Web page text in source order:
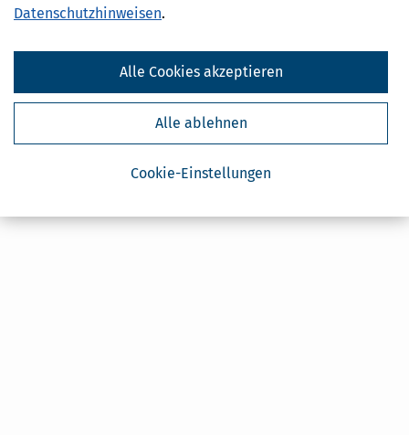
Datenschutzhinweisen.
Cookie-Einstellungen
Alle ablehnen
Alle Cookies akzeptieren
von Steuertipps abonnieren. Die
Datenschutzhinweisehabe ich gelesen.